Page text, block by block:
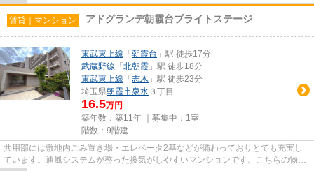
賃貸｜マンション アドグランデ朝霞台ブライトステージ
東武東上線 「 朝霞台 」駅 徒歩17分
武蔵野線 「 北朝霞 」駅 徒歩18分
東武東上線 「 志木 」駅 徒歩23分
埼玉県朝霞市泉水 ３丁目
16.5万円
築年数：築11年 ｜募集中： 1室
階数：9階建
共用部には敷地内ごみ置き場・エレベータ2基などが備わっておりとても充実し
ています。通風システムが整った換気がしやすいマンションです。こちらの物件